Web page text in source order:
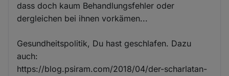
dass doch kaum Behandlungsfehler oder
dergleichen bei ihnen vorkämen...
Gesundheitspolitik, Du hast geschlafen. Dazu
auch:
https://blog.psiram.com/2018/04/der-scharlatan-